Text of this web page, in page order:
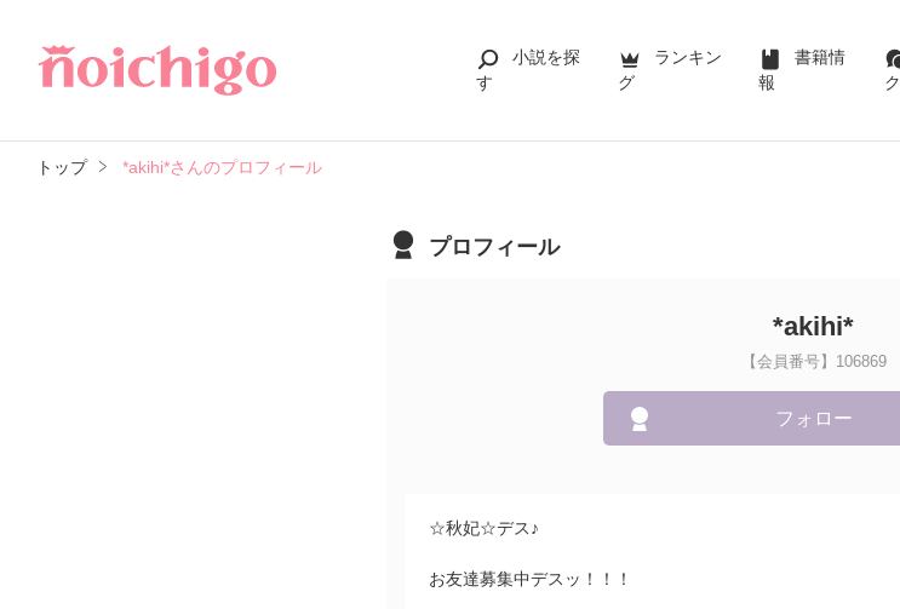
小説を探
す
ランキン
グ
書籍情
報
ク
トップ *akihi*さんのプロフィール
プロフィール
*akihi*
【会員番号】106869
フォロー
☆秋妃☆デス♪
お友達募集中デスッ！！！